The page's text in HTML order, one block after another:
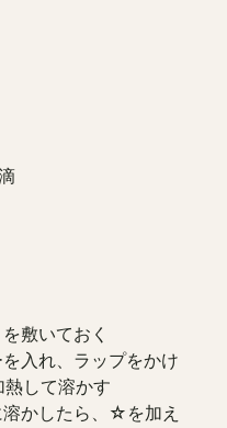
敷いておく
入れ、ラップをかけ
して溶かす
かしたら、☆を加え